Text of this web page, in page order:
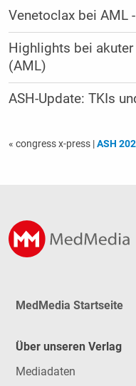
Venetoclax bei AML
Highlights bei
(AML)
ASH-Update: TKIs
« congress x-press |ASH
MedMedia Startseite
Über unseren Verlag
Mediadaten